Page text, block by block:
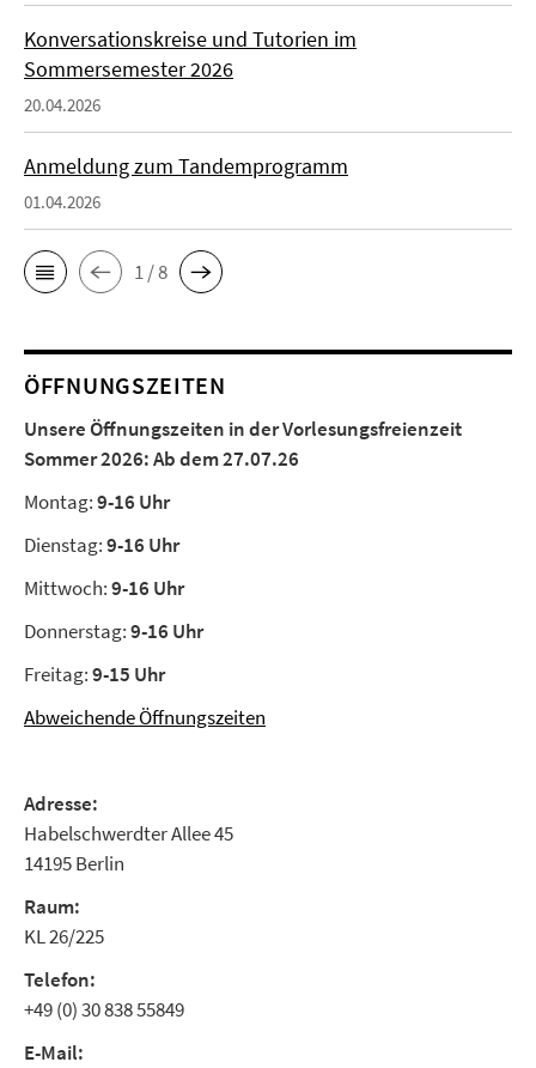
Konversationskreise und Tutorien im
Sommersemester 2026
20.04.2026
Anmeldung zum Tandemprogramm
01.04.2026
1 / 8
ÖFFNUNGSZEITEN
Unsere Öffnungszeiten in der Vorlesungsfreienzeit
Sommer 2026:Ab dem 27.07.26
Montag:9-16 Uhr
Dienstag:9-16 Uhr
Mittwoch:9-16 Uhr
Donnerstag:9-16 Uhr
Freitag:9-15 Uhr
Abweichende Öffnungszeiten
Adresse:
Habelschwerdter Allee 45
14195 Berlin
Raum:
KL 26/225
Telefon:
+49 (0) 30 838 55849
E-Mail: